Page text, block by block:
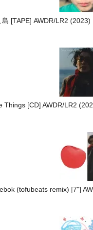
[TAPE] AWDR/LR2 (2023)
[CD] AWDR/LR2
(tofubeats remix) [7"]